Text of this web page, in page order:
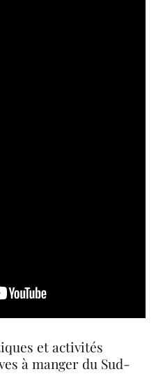
et activités
à manger du Sud-